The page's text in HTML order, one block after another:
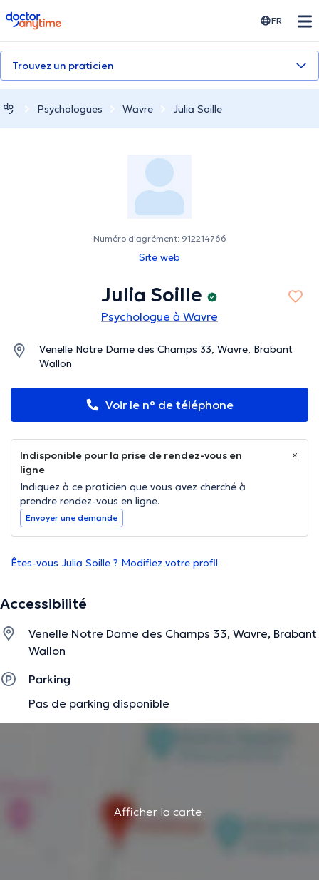
doctoranytime FR
Trouvez un praticien
Psychologues Wavre Julia Soille
Numéro d'agrément: 912214766
Site web
Julia Soille
Psychologue à Wavre
Venelle Notre Dame des Champs 33, Wavre, Brabant
Wallon
Voir le n° de téléphone
Indisponible pour la prise de rendez-vous en
ligne
Indiquez à ce praticien que vous avez cherché à
prendre rendez-vous en ligne.
Envoyer une demande
Êtes-vous Julia Soille ? Modifiez votre profil
Accessibilité
Venelle Notre Dame des Champs 33, Wavre, Brabant
Wallon
Parking
Pas de parking disponible
Afficher la carte